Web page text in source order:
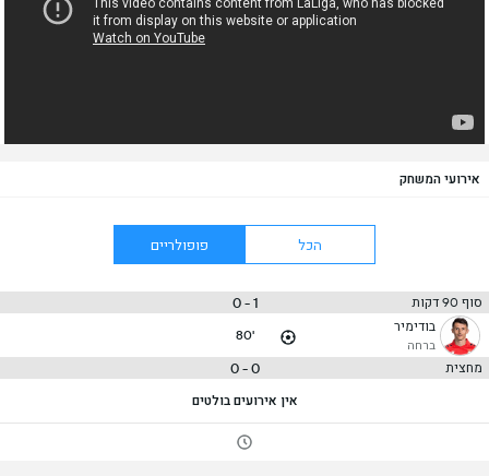
אירועי המשחק
הכל פופולריים
סוף 90 דקות 1 - 0
בודימיר
ברחה
80'
מחצית 0 - 0
אין אירועים בולטים